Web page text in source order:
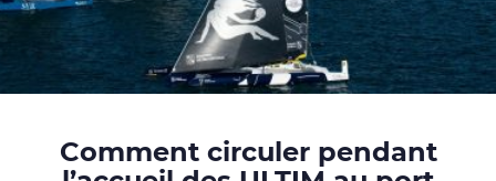
Comment circuler pendant